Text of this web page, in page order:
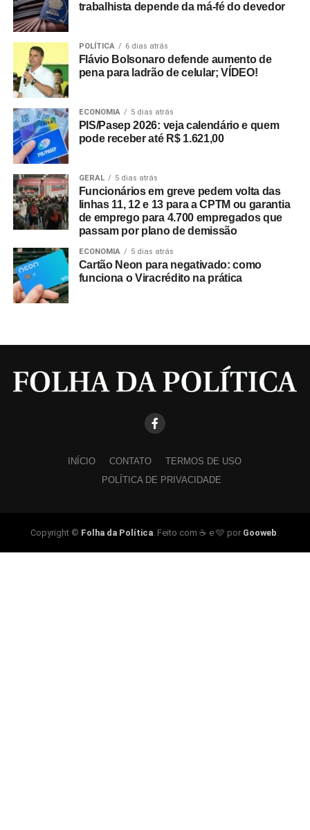
trabalhista depende da má-fé do devedor
POLÍTICA 6 dias atrás
Flávio Bolsonaro defende aumento de
pena para ladrão de celular; VÍDEO!
ECONOMIA 5 dias atrás
PIS/Pasep 2026: veja calendário e quem
pode receber até R$ 1.621,00
GERAL 5 dias atrás
Funcionários em greve pedem volta das
linhas 11, 12 e 13 para a CPTM ou garantia
de emprego para 4.700 empregados que
passam por plano de demissão
ECONOMIA 5 dias atrás
Cartão Neon para negativado: como
funciona o Viracrédito na prática
INÍCIO CONTATO
TERMOS DE USO
POLÍTICA DE PRIVACIDADE
Copyright © Folha da Política. Feito com ☕ e 🩵 por Gooweb.